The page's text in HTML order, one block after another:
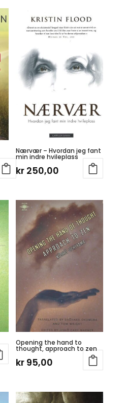
Nærvær – Hvordan jeg fant
min indre hvileplass
kr 250,00
Opening the hand to
thought, approach to zen
kr 95,00